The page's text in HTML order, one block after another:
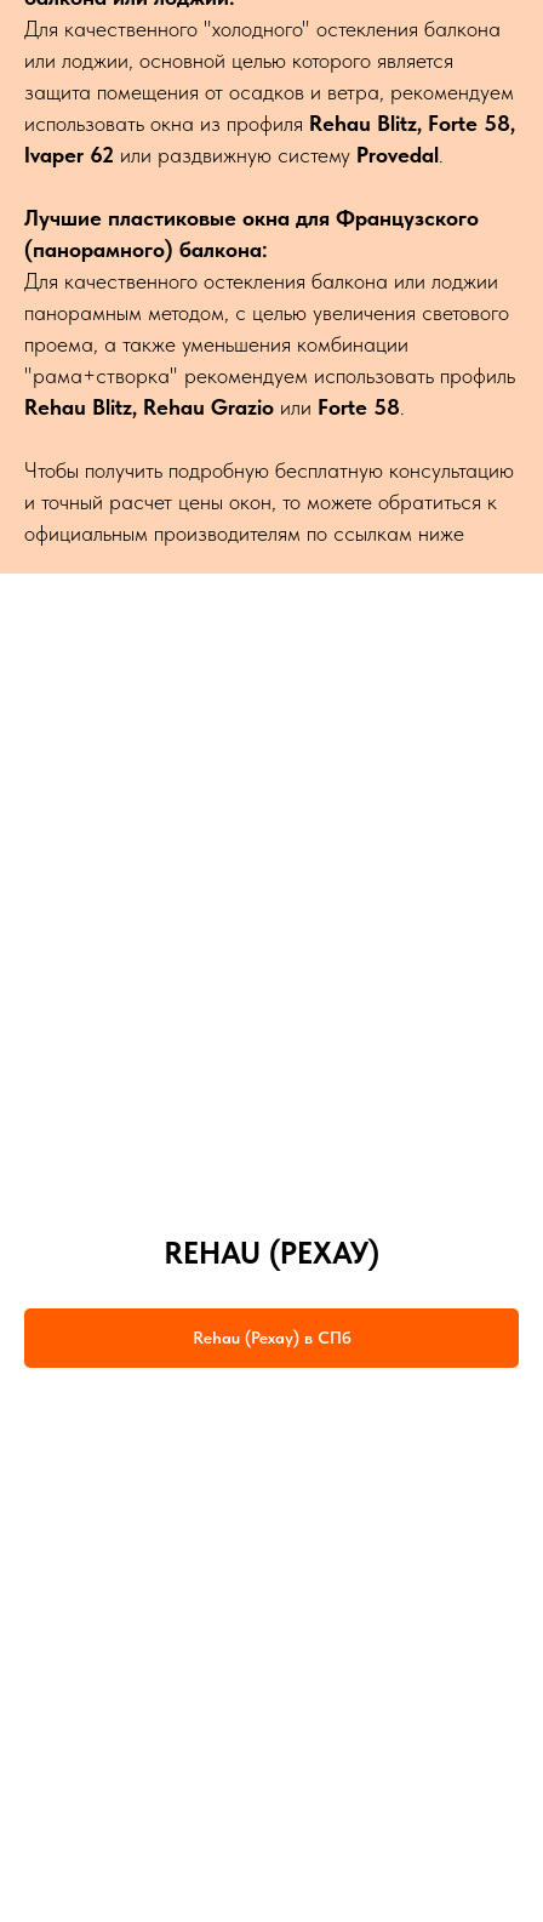
Для качественного "холодного" остекления балкона
или лоджии, основной целью которого является
защита помещения от осадков и ветра, рекомендуем
использовать окна из профиля Rehau Blitz, Forte 58,
Ivaper 62 или раздвижную систему Provedal
Лучшие пластиковые окна для Французского
(панорамного) балкона:
Для качественного остекления балкона или лоджии
панорамным методом, с целью увеличения светового
проема, а также уменьшения комбинации
"рама+створка" рекомендуем использовать профиль
Rehau Blitz, Rehau Grazio или Forte 58
Чтобы получить подробную бесплатную консультацию
и точный расчет цены окон, то можете обратиться к
официальным производителям по ссылкам ниже
REHAU (РЕХАУ)
Rehau (Рехау) в СПб